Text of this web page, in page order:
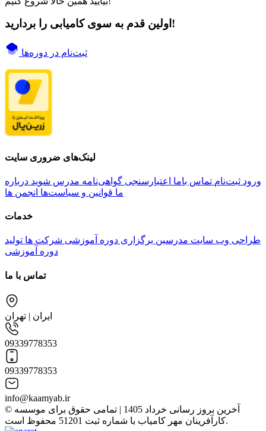
اولین قدم به سوی کامیابی را بردارید!
ثبت‌نام در دوره‌ها
لینک‌های ضروری سایت
ورود ثبت‌نام تماس باما اعتبارسنجی گواهی‌نامه مدرس شوید درباره
ما قوانین و سیاست‌ها انجمن ها
خدمات
طراحی وب سایت مدرسین برگزاری دوره آموزشی شرکت ها تولید
دوره آموزشی
تماس با ما
ایران | تهران
09339778353
09339778353
info@kaamyab.ir
© آخرین بروز رسانی خرداد 1405 | تمامی حقوق برای موسسه
کارآفرینان مهر کامیاب با شماره ثبت 51201 محفوظ است.